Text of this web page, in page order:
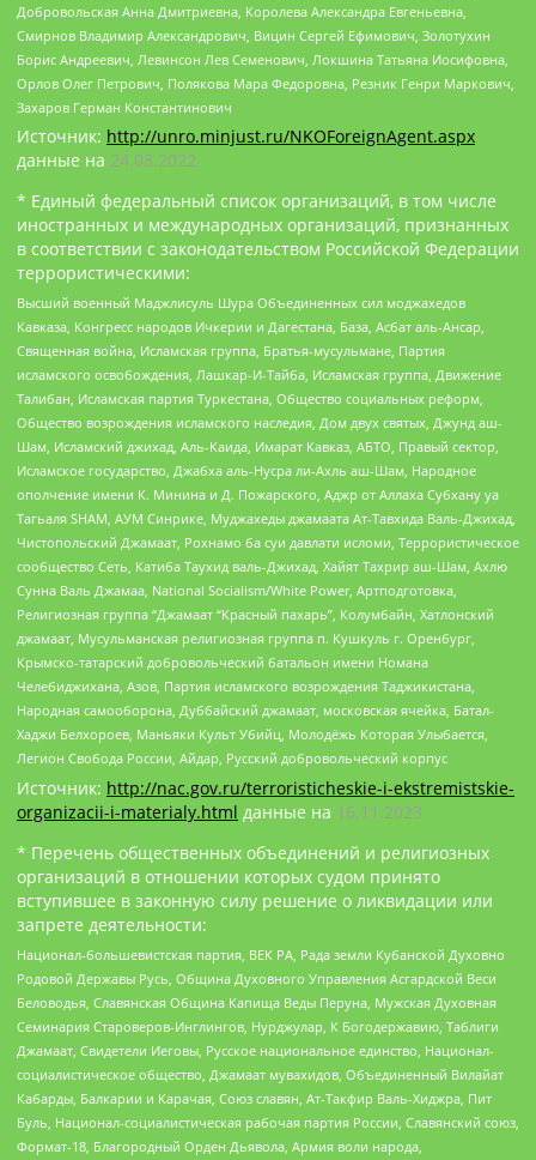
Добровольская Анна Дмитриевна, Королева Александра Евгеньевна,
Смирнов Владимир Александрович, Вицин Сергей Ефимович, Золотухин
Борис Андреевич, Левинсон Лев Семенович, Локшина Татьяна Иосифовна,
Орлов Олег Петрович, Полякова Мара Федоровна, Резник Генри Маркович,
Захаров Герман Константинович
Источник: http://unro.minjust.ru/NKOForeignAgent.aspx
данные на 24.03.2022
* Единый федеральный список организаций, в том числе
иностранных и международных организаций, признанных
в соответствии с законодательством Российской Федерации
террористическими:
Высший военный Маджлисуль Шура Объединенных сил моджахедов
Кавказа, Конгресс народов Ичкерии и Дагестана, База, Асбат аль-Ансар,
Священная война, Исламская группа, Братья-мусульмане, Партия
исламского освобождения, Лашкар-И-Тайба, Исламская группа, Движение
Талибан, Исламская партия Туркестана, Общество социальных реформ,
Общество возрождения исламского наследия, Дом двух святых, Джунд аш-
Шам, Исламский джихад, Аль-Каида, Имарат Кавказ, АБТО, Правый сектор,
Исламское государство, Джабха аль-Нусра ли-Ахль аш-Шам, Народное
ополчение имени К. Минина и Д. Пожарского, Аджр от Аллаха Субхану уа
Тагьаля SHAM, АУМ Синрике, Муджахеды джамаата Ат-Тавхида Валь-Джихад,
Чистопольский Джамаат, Рохнамо ба суи давлати исломи, Террористическое
сообщество Сеть, Катиба Таухид валь-Джихад, Хайят Тахрир аш-Шам, Ахлю
Сунна Валь Джамаа, National Socialism/White Power, Артподготовка,
Религиозная группа “Джамаат “Красный пахарь”, Колумбайн, Хатлонский
джамаат, Мусульманская религиозная группа п. Кушкуль г. Оренбург,
Крымско-татарский добровольческий батальон имени Номана
Челебиджихана, Азов, Партия исламского возрождения Таджикистана,
Народная самооборона, Дуббайский джамаат, московская ячейка, Батал-
Хаджи Белхороев, Маньяки Культ Убийц, Молодёжь Которая Улыбается,
Легион Свобода России, Айдар, Русский добровольческий корпус
Источник: http://nac.gov.ru/terroristicheskie-i-ekstremistskie-
organizacii-i-materialy.html данные на 16.11.2023
* Перечень общественных объединений и религиозных
организаций в отношении которых судом принято
вступившее в законную силу решение о ликвидации или
запрете деятельности:
Национал-большевистская партия, ВЕК РА, Рада земли Кубанской Духовно
Родовой Державы Русь, Община Духовного Управления Асгардской Веси
Беловодья, Славянская Община Капища Веды Перуна, Мужская Духовная
Семинария Староверов-Инглингов, Нурджулар, К Богодержавию, Таблиги
Джамаат, Свидетели Иеговы, Русское национальное единство, Национал-
социалистическое общество, Джамаат мувахидов, Объединенный Вилайат
Кабарды, Балкарии и Карачая, Союз славян, Ат-Такфир Валь-Хиджра, Пит
Буль, Национал-социалистическая рабочая партия России, Славянский союз,
Формат-18, Благородный Орден Дьявола, Армия воли народа,